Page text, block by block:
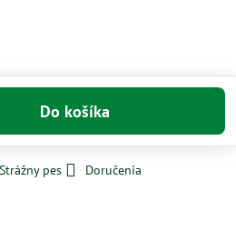
Do košíka
Strážny pes
Doručenia